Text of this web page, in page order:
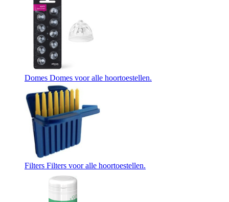
Domes Domes voor alle hoortoestellen.
Filters Filters voor alle hoortoestellen.